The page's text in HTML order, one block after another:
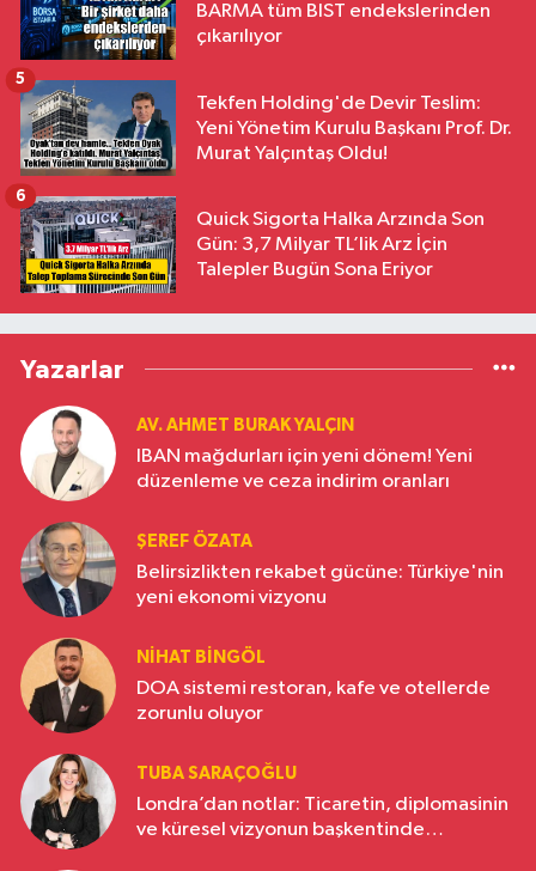
BARMA tüm BIST endekslerinden
çıkarılıyor
Tekfen Holding'de Devir Teslim:
Yeni Yönetim Kurulu Başkanı Prof. Dr.
Murat Yalçıntaş Oldu!
5
Quick Sigorta Halka Arzında Son
Gün: 3,7 Milyar TL’lik Arz İçin
Talepler Bugün Sona Eriyor
6
Yazarlar
AV. AHMET BURAK YALÇIN
IBAN mağdurları için yeni dönem! Yeni
düzenleme ve ceza indirim oranları
ŞEREF ÖZATA
Belirsizlikten rekabet gücüne: Türkiye'nin
yeni ekonomi vizyonu
NIHAT BINGÖL
DOA sistemi restoran, kafe ve otellerde
zorunlu oluyor
TUBA SARAÇOĞLU
Londra’dan notlar: Ticaretin, diplomasinin
ve küresel vizyonun başkentinde